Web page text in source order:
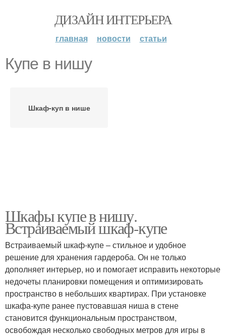
ДИЗАЙН ИНТЕРЬЕРА
главная новости статьи
Купе в нишу
Шкаф-куп в нише
Шкафы купе в нишу.
Встраиваемый шкаф-купе
Встраиваемый шкаф-купе – стильное и удобное
решение для хранения гардероба. Он не только
дополняет интерьер, но и помогает исправить некоторые
недочеты планировки помещения и оптимизировать
пространство в небольших квартирах. При установке
шкафа-купе ранее пустовавшая ниша в стене
становится функциональным пространством,
освобождая несколько свободных метров для игры в